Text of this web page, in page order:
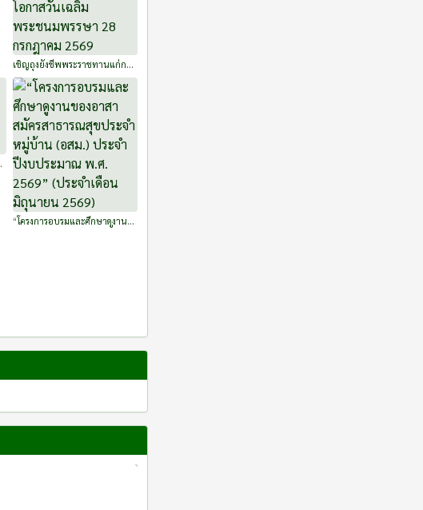
เชิญถุงยังชีพพระราชทานแก่กลุ่ม
เปราะบาง เฉลิมพระเกียรติ
พระบาทสมเด็จพระเจ้าอยู่หัว
เนื่องในโอกาสวันเฉลิม
พระชนมพรรษา 28 กรกฎาคม
2569
“โครงการอบรมและศึกษาดูงาน